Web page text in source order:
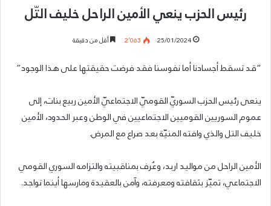
رئيس الحزب ينعي الأمين الراحل خليف التّل
25/01/2024 2٬063 أقل من دقيقة
“قد تسقط أجسادنا أما نفوسنا فقد فرضت حقيقتها على هذا الوجود”
ينعى رئيس الحزب السوريّ القوميّ الاجتماعيّ الأمين ربيع بنات، إلى
عموم السوريين القوميين الاجتماعيين في الوطن وعبر الحدود، الأمين
خليف التل والذي وافته المنيّة بعد صراع مع المرض.
الأمين الراحل من مواليد اربد، وعُرف بمناقبيته والتزامه السوري القومي
الاجتماعي، تميّز بثقافته ومعرفته، وآمن بالعقيدة ومارسها أينما تواجد.